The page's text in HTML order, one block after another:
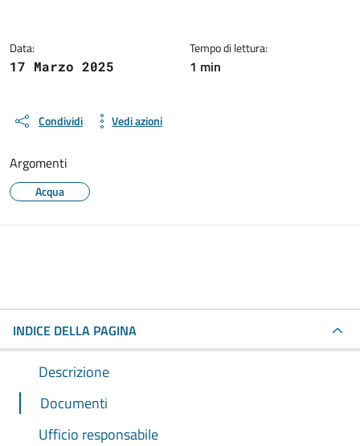
Data:
17 Marzo 2025
Tempo di lettura:
1 min
Condividi Vedi azioni
Argomenti
Acqua
INDICE DELLA PAGINA
Descrizione
Documenti
Ufficio responsabile